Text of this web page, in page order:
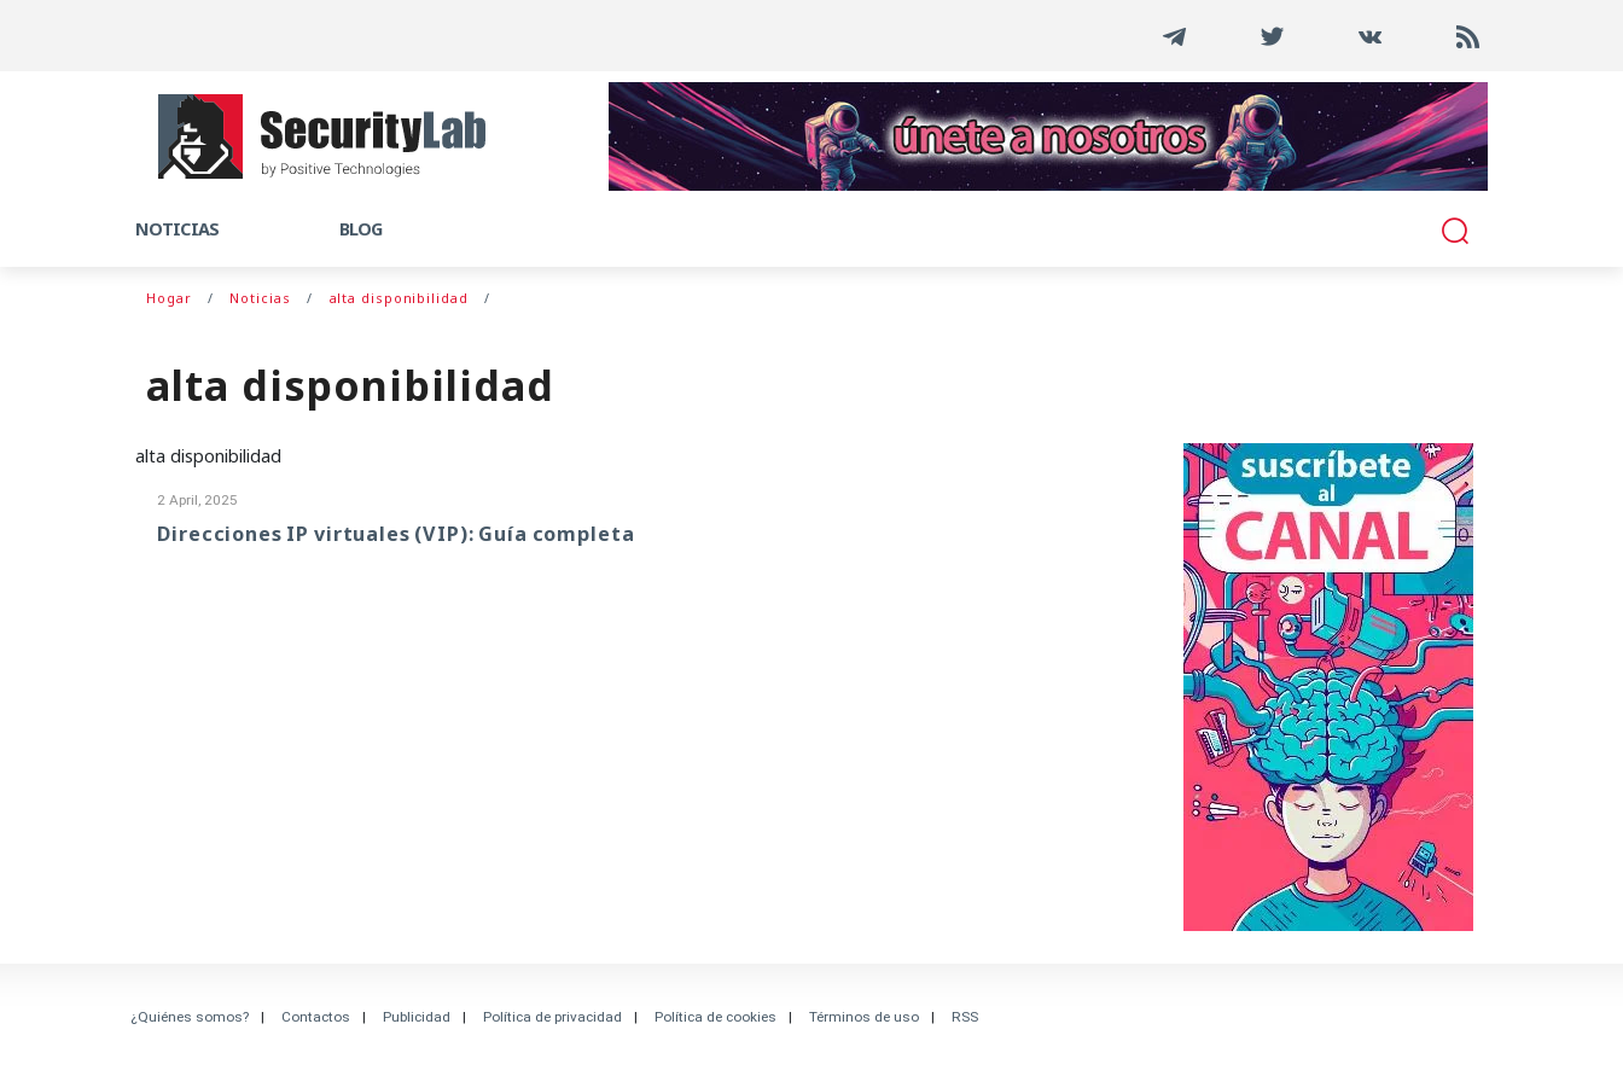
NOTICIAS BLOG
Hogar Noticias alta disponibilidad
alta disponibilidad
alta disponibilidad
2 April, 2025
Direcciones IP virtuales (VIP): Guía completa
¿Quiénes somos? Contactos Publicidad Política de privacidad Política de cookies Términos de uso RSS